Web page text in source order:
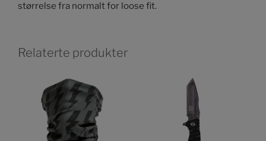
størrelse fra normalt for loose fit.
Relaterte produkter